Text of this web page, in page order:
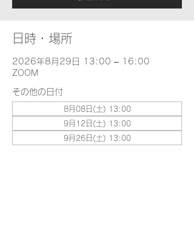
日時・場所
2026年8月29日 13:00 – 16:00
ZOOM
その他の日付
8月08日(土) 13:00
9月12日(土) 13:00
9月26日(土) 13:00